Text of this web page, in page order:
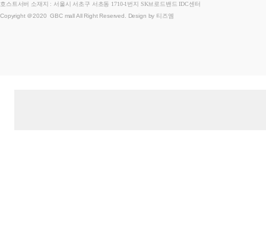
호스트서버 소재지 : 서울시 서초구 서초동 1710-1번지 SK브로드밴드 IDC센터
Copyright ＠2020 GBC mall All Right Reserved. Design by 티즈엠